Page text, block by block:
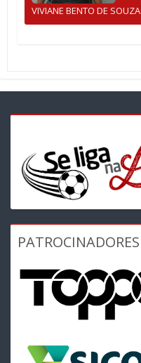
VIVIANE BENTO DE SOUZA
PATROCINADORES